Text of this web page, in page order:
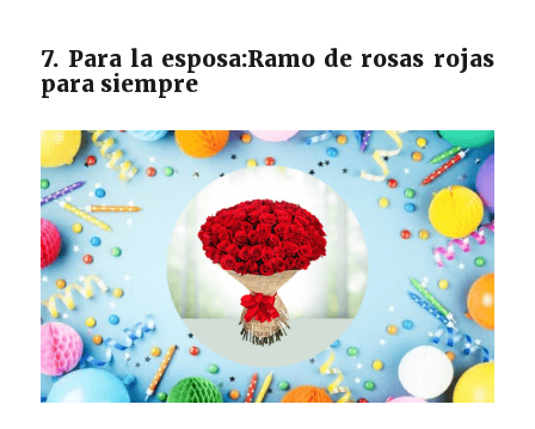
7. Para la esposa:Ramo de rosas rojas
para siempre